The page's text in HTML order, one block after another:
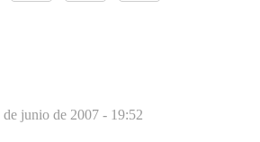
de junio de 2007 - 19:52